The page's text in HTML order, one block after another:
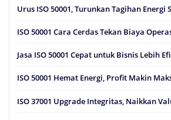
Urus ISO 50001, Turunkan Tagihan Energi
ISO 50001 Cara Cerdas Tekan Biaya
Jasa ISO 50001 Cepat untuk Bisnis Lebih
ISO 50001 Hemat Energi, Profit Makin
ISO 37001 Upgrade Integritas, Naikkan